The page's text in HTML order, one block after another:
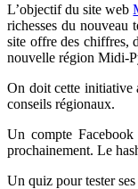
L’objectif du site web
richesses du
site offre des chiffres,
nouvelle région Midi-
On doit cette initiative
conseils régionaux.
Un compte
prochainement. Le
Un quiz pour tester ses